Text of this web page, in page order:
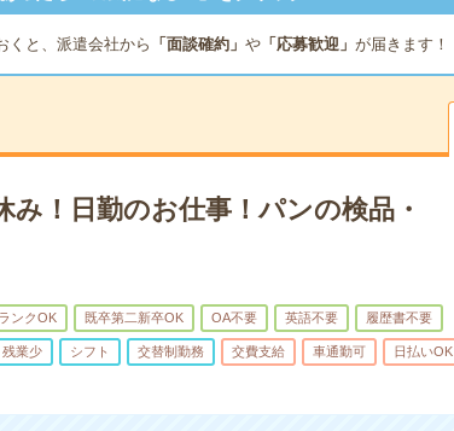
くと、派遣会社から 「面談確約」 や「応募歓迎」 が届きます！
み！日勤のお仕事！パンの検品・
ンクOK 既卒第二新卒OK OA不要 英語不要 履歴書不要
残業少 シフト 交替制勤務 交費支給 車通勤可 日払いOK